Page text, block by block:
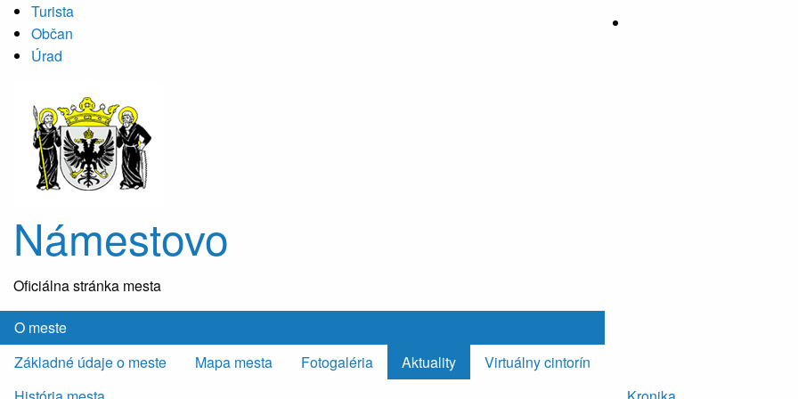
Turista
Občan
Úrad
Námestovo
Oficiálna stránka mesta
O meste
Základné údaje o meste
Mapa mesta Fotogaléria Aktuality
Virtuálny cintorín